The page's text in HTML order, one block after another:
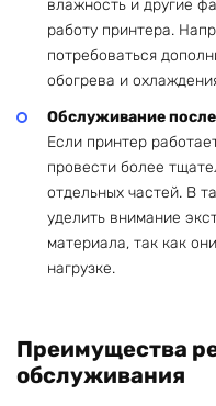
влажность и другие
работу принтера.
потребоваться
обогрева и
Обслуживание
Если принтер
провести более
отдельных частей. В
уделить внимание
материала, так как
нагрузке.
Преимущества
обслуживания